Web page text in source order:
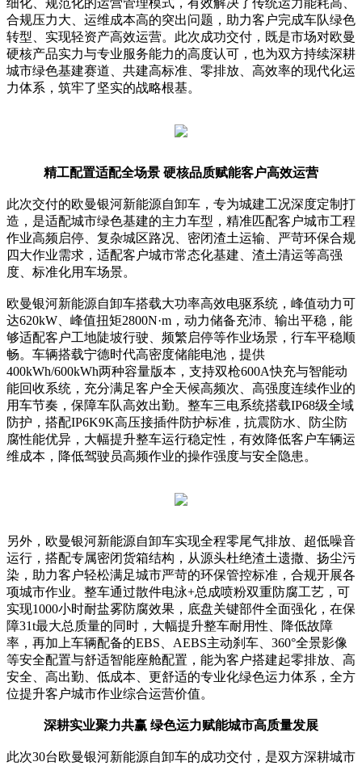
细化、规范化的运营管理模式，有效解决了传统运力能耗高、
合规压力大、运维成本高的突出问题，助力客户完成车队绿色
转型、实现轻资产高效运营。此次成功交付，既是市场对欧曼
硬核产品实力与专业服务能力的高度认可，也为双方持续深耕
城市绿色基建赛道、共建高标准、零排放、高效率的现代化运
力体系，筑牢了坚实的战略根基。
精工配置适配全场景 硬核品质赋能客户高效运营
此次交付的欧曼银河新能源自卸车，专为城建工况深度定制打
造，是适配城市绿色基建的主力车型，精准匹配客户城市工程
作业高频启停、复杂城区路况、密闭渣土运输、严苛环保合规
四大作业需求，适配客户城市常态化基建、渣土清运等高强
度、标准化用车场景。
欧曼银河新能源自卸车搭载大功率高效电驱系统，峰值动力可
达620kW、峰值扭矩2800N·m，动力储备充沛、输出平稳，能
够适配客户工地陡坡行驶、频繁启停等作业场景，行车平稳顺
畅。车辆搭载宁德时代高密度储能电池，提供
400kWh/600kWh两种容量版本，支持双枪600A快充与智能动
能回收系统，充分满足客户全天候高频次、高强度连续作业的
用车节奏，保障车队高效出勤。整车三电系统搭载IP68级全域
防护，搭配IP6K9K高压接插件防护标准，抗震防水、防尘防
腐性能优异，大幅提升整车运行稳定性，有效降低客户车辆运
维成本，降低驾驶员高频作业的操作强度与安全隐患。
另外，欧曼银河新能源自卸车实现全程零尾气排放、超低噪音
运行，搭配专属密闭货箱结构，从源头杜绝渣土遗撒、扬尘污
染，助力客户轻松满足城市严苛的环保管控标准，合规开展各
项城市作业。整车通过散件电泳+总成喷粉双重防腐工艺，可
实现1000小时耐盐雾防腐效果，底盘关键部件全面强化，在保
障31t最大总质量的同时，大幅提升整车耐用性、降低故障
率，再加上车辆配备的EBS、AEBS主动刹车、360°全景影像
等安全配置与舒适智能座舱配置，能为客户搭建起零排放、高
安全、高出勤、低成本、更舒适的专业化绿色运力体系，全方
位提升客户城市作业综合运营价值。
深耕实业聚力共赢 绿色运力赋能城市高质量发展
此次30台欧曼银河新能源自卸车的成功交付，是双方深耕城市